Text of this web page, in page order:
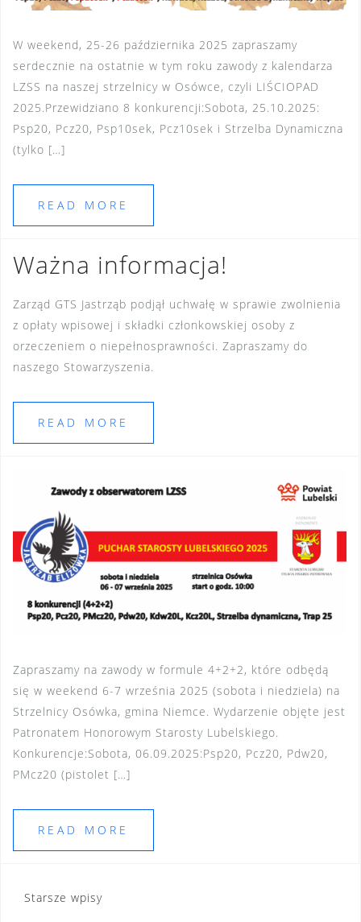
W weekend, 25-26 października 2025 zapraszamy
serdecznie na ostatnie w tym roku zawody z kalendarza
LZSS na naszej strzelnicy w Osówce, czyli LIŚCIOPAD
2025.Przewidziano 8 konkurencji:Sobota, 25.10.2025:
Psp20, Pcz20, Psp10sek, Pcz10sek i Strzelba Dynamiczna
(tylko […]
READ MORE
Ważna informacja!
Zarząd GTS Jastrząb podjął uchwałę w sprawie zwolnienia
z opłaty wpisowej i składki członkowskiej osoby z
orzeczeniem o niepełnosprawności. Zapraszamy do
naszego Stowarzyszenia.
READ MORE
Zapraszamy na zawody w formule 4+2+2, które odbędą
się w weekend 6-7 września 2025 (sobota i niedziela) na
Strzelnicy Osówka, gmina Niemce. Wydarzenie objęte jest
Patronatem Honorowym Starosty Lubelskiego.
Konkurencje:Sobota, 06.09.2025:Psp20, Pcz20, Pdw20,
PMcz20 (pistolet […]
READ MORE
Nawigacja
Starsze wpisy